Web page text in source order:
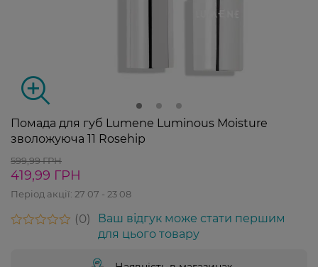
Помада для губ Lumene Luminous Moisture
зволожуюча 11 Rosehip
599,99 ГРН
419,99 ГРН
Період акції: 27 07 - 23 08
0
Ваш відгук може стати першим
для цього товару